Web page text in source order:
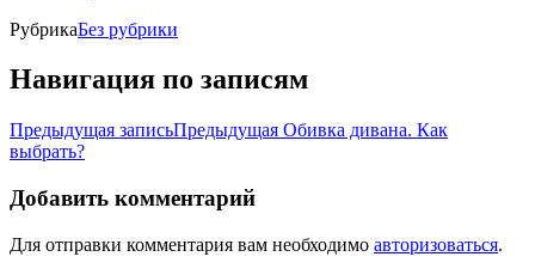
РубрикаБез рубрики
Навигация по записям
Предыдущая записьПредыдущая Обивка дивана. Как
выбрать?
Добавить комментарий
Для отправки комментария вам необходимо авторизоваться.